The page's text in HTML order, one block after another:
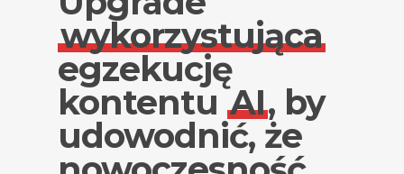
wykorzystująca
egzekucję
kontentuAI, by
udowodnić, że